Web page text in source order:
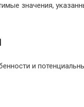
значения,
и